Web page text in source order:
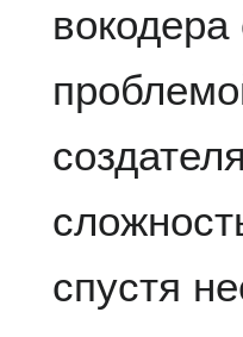
спустя